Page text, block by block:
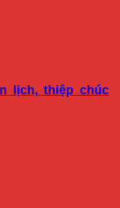
lịch, thiệp chúc